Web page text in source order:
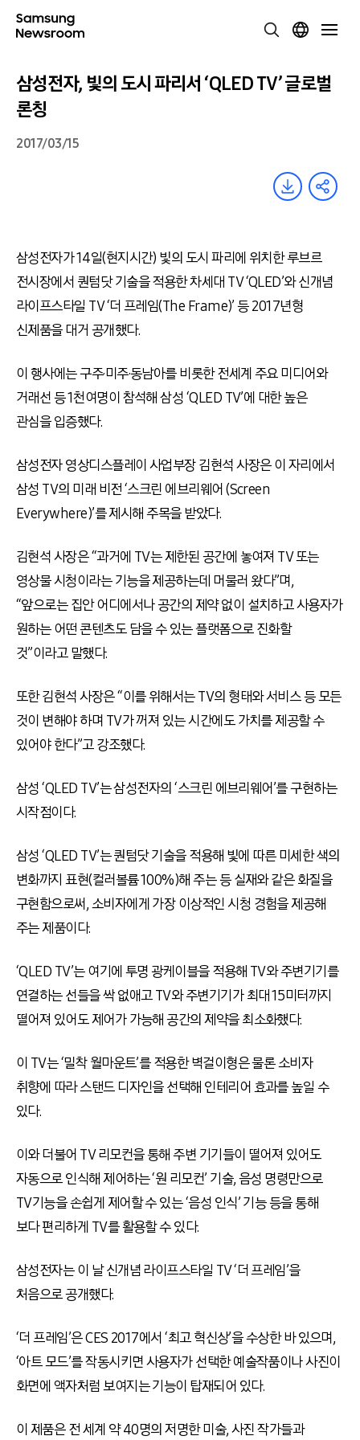
삼성전자, 빛의 도시 파리서 ‘QLED TV’ 글로벌
론칭
2017/03/15
삼성전자가 14일(현지시간) 빛의 도시 파리에 위치한 루브르
전시장에서 퀀텀닷 기술을 적용한 차세대 TV ‘QLED’와 신개념
라이프스타일 TV ‘더 프레임(The Frame)’ 등 2017년형
신제품을 대거 공개했다.
이 행사에는 구주·미주·동남아를 비롯한 전세계 주요 미디어와
거래선 등 1천여명이 참석해 삼성 ‘QLED TV’에 대한 높은
관심을 입증했다.
삼성전자 영상디스플레이 사업부장 김현석 사장은 이 자리에서
삼성 TV의 미래 비전 ‘스크린 에브리웨어 (Screen
Everywhere)’를 제시해 주목을 받았다.
김현석 사장은 “과거에 TV는 제한된 공간에 놓여져 TV 또는
영상물 시청이라는 기능을 제공하는데 머물러 왔다”며,
“앞으로는 집안 어디에서나 공간의 제약 없이 설치하고 사용자가
원하는 어떤 콘텐츠도 담을 수 있는 플랫폼으로 진화할
것”이라고 말했다.
또한 김현석 사장은 “이를 위해서는 TV의 형태와 서비스 등 모든
것이 변해야 하며 TV가 꺼져 있는 시간에도 가치를 제공할 수
있어야 한다”고 강조했다.
삼성 ‘QLED TV’는 삼성전자의 ‘스크린 에브리웨어’를 구현하는
시작점이다.
삼성 ‘QLED TV’는 퀀텀닷 기술을 적용해 빛에 따른 미세한 색의
변화까지 표현(컬러볼륨 100%)해 주는 등 실재와 같은 화질을
구현함으로써, 소비자에게 가장 이상적인 시청 경험을 제공해
주는 제품이다.
‘QLED TV’는 여기에 투명 광케이블을 적용해 TV와 주변기기를
연결하는 선들을 싹 없애고 TV와 주변기기가 최대 15미터까지
떨어져 있어도 제어가 가능해 공간의 제약을 최소화했다.
이 TV는 ‘밀착 월마운트’를 적용한 벽걸이형은 물론 소비자
취향에 따라 스탠드 디자인을 선택해 인테리어 효과를 높일 수
있다.
이와 더불어 TV 리모컨을 통해 주변 기기들이 떨어져 있어도
자동으로 인식해 제어하는 ‘원 리모컨’ 기술, 음성 명령만으로
TV기능을 손쉽게 제어할 수 있는 ‘음성 인식’ 기능 등을 통해
보다 편리하게 TV를 활용할 수 있다.
삼성전자는 이 날 신개념 라이프스타일 TV ‘더 프레임’을
처음으로 공개했다.
‘더 프레임’은 CES 2017에서 ‘최고 혁신상’을 수상한 바 있으며,
‘아트 모드’를 작동시키면 사용자가 선택한 예술작품이나 사진이
화면에 액자처럼 보여지는 기능이 탑재되어 있다.
이 제품은 전 세계 약 40명의 저명한 미술, 사진 작가들과